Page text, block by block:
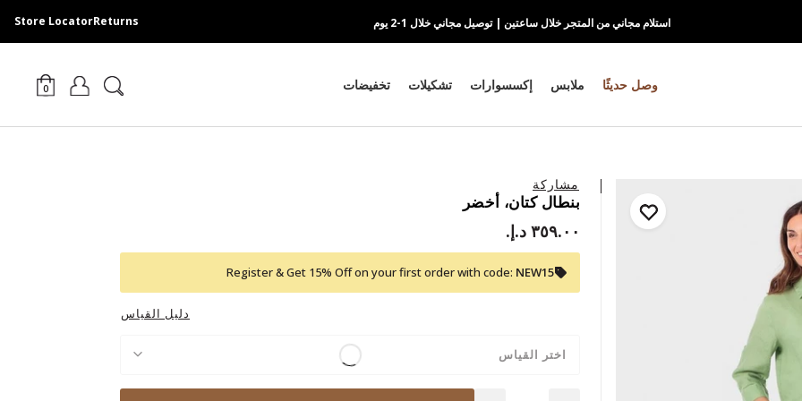
استلام مجاني من المتجر خلال ساعتين | توصيل مجاني خلال 1-2 يوم Returns
Store Locator
وصل حديثًا ملابس إكسسوارات تشكيلات تخفيضات 0
مشاركة
بنطال كتان، أخضر
٣٥٩.٠٠ د.إ.‏
Register & Get 15% Off on your first order with code: NEW15
دليل القياس
اختر القياس